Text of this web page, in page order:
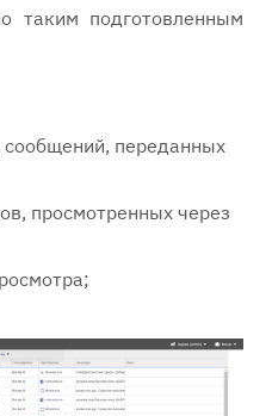
таким подготовленным
сообщений, переданных
просмотренных через